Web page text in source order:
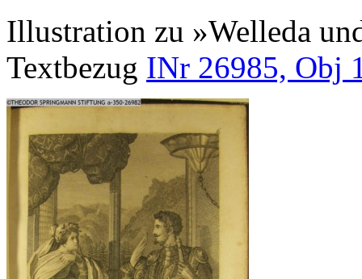
Illustration zu »Welleda
Textbezug INr 26985, Obj